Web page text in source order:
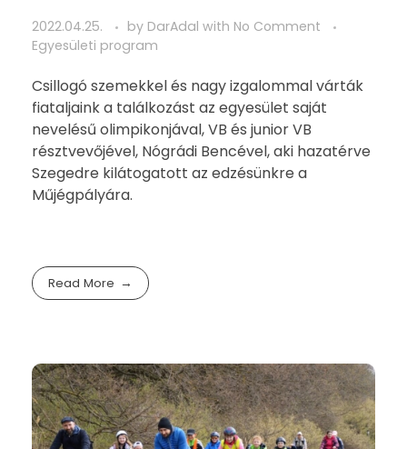
2022.04.25. by DarAdal with No Comment
Egyesületi program
Csillogó szemekkel és nagy izgalommal várták
fiataljaink a találkozást az egyesület saját
nevelésű olimpikonjával, VB és junior VB
résztvevőjével, Nógrádi Bencével, aki hazatérve
Szegedre kilátogatott az edzésünkre a
Műjégpályára.
Read More